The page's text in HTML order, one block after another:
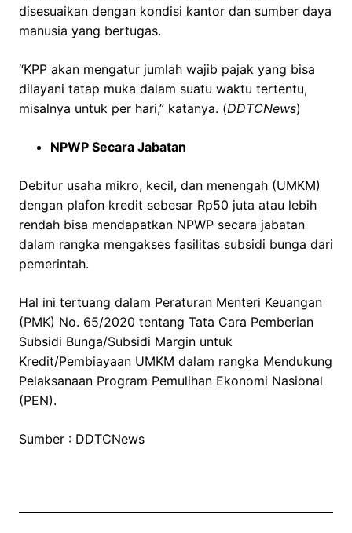
disesuaikan dengan kondisi kantor dan sumber daya
manusia yang bertugas.
“KPP akan mengatur jumlah wajib pajak yang bisa
dilayani tatap muka dalam suatu waktu tertentu,
misalnya untuk per hari,” katanya. (DDTCNews)
NPWP Secara Jabatan
Debitur usaha mikro, kecil, dan menengah (UMKM)
dengan plafon kredit sebesar Rp50 juta atau lebih
rendah bisa mendapatkan NPWP secara jabatan
dalam rangka mengakses fasilitas subsidi bunga dari
pemerintah.
Hal ini tertuang dalam Peraturan Menteri Keuangan
(PMK) No. 65/2020 tentang Tata Cara Pemberian
Subsidi Bunga/Subsidi Margin untuk
Kredit/Pembiayaan UMKM dalam rangka Mendukung
Pelaksanaan Program Pemulihan Ekonomi Nasional
(PEN).
Sumber : DDTCNews